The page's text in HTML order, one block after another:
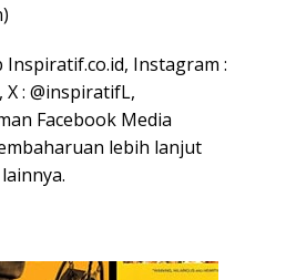
Instagram :
: @inspiratifL,
Facebook Media
lebih lanjut